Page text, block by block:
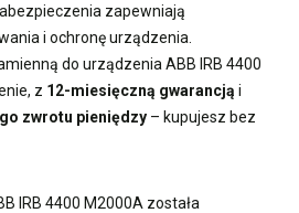
zapewniają
i ochronę urządzenia.
do urządzenia ABB IRB 4400
z 12-miesięczną gwarancją i
zwrotu pieniędzy – kupujesz bez
IRB 4400 M2000A została